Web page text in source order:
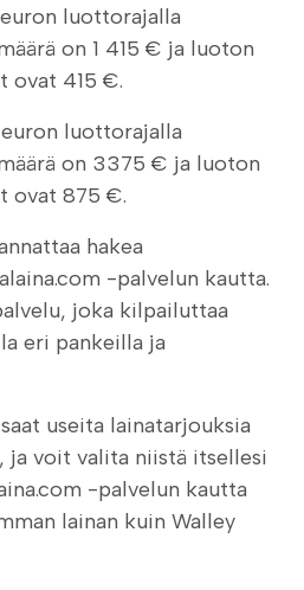
luottorajalla
on 1 415 € ja luoton
ovat 415 €.
luottorajalla
on 3375 € ja luoton
ovat 875 €.
hakea
-palvelun kautta.
joka kilpailuttaa
eri pankeilla ja
useita lainatarjouksia
ja voit valita niistä itsellesi
-palvelun kautta
lainan kuin Walley